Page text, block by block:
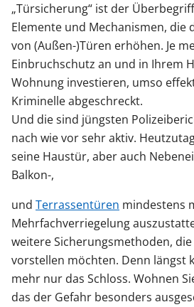
„Türsicherung“ ist der
Elemente und Mechanismen, die
von (Außen-)Türen erhöhen. Je
Einbruchschutz an und in Ihrem
Wohnung investieren, umso
Kriminelle abgeschreckt.
Und die sind jüngsten
nach wie vor sehr aktiv.
seine Haustür, aber auch
Balkon-,
und Terrassentüren mindestens
Mehrfachverriegelung
weitere Sicherungsmethoden,
vorstellen möchten. Denn längst
mehr nur das Schloss. Wohnen
das der Gefahr besonders